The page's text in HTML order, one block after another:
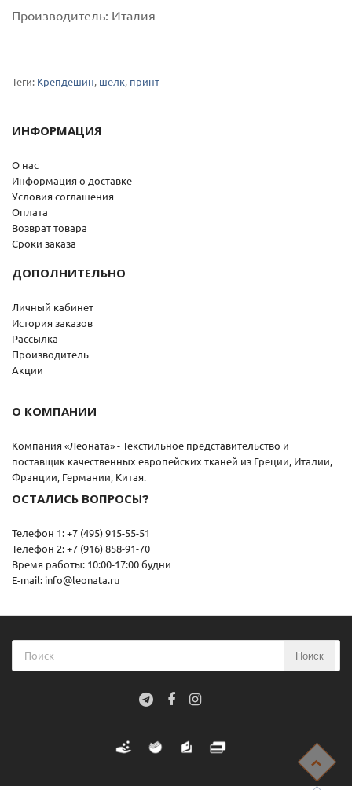
Производитель: Италия
Теги: Крепдешин, шелк, принт
ИНФОРМАЦИЯ
О нас
Информация о доставке
Условия соглашения
Оплата
Возврат товара
Сроки заказа
ДОПОЛНИТЕЛЬНО
Личный кабинет
История заказов
Рассылка
Производитель
Акции
О КОМПАНИИ
Компания «Леоната» - Текстильное представительство и
поставщик качественных европейских тканей из Греции, Италии,
Франции, Германии, Китая.
ОСТАЛИСЬ ВОПРОСЫ?
Телефон 1: +7 (495) 915-55-51
Телефон 2: +7 (916) 858-91-70
Время работы: 10:00-17:00 будни
E-mail: info@leonata.ru
Поиск